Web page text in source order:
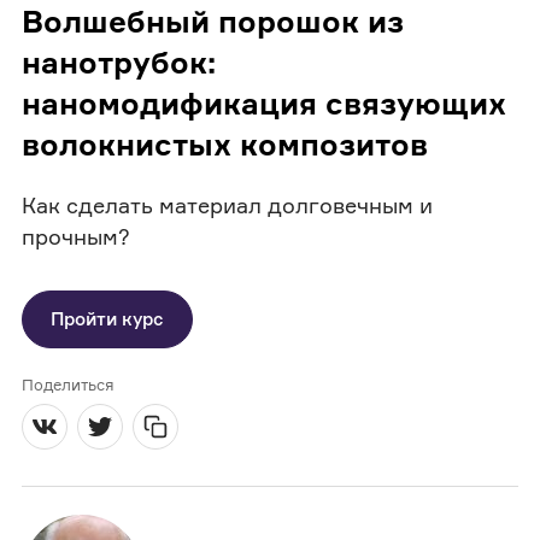
Волшебный порошок из
нанотрубок:
наномодификация связующих
волокнистых композитов
Как сделать материал долговечным и
прочным?
Пройти курс
Поделиться